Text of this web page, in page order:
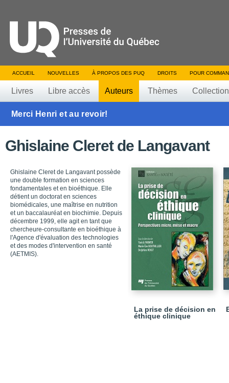
ACCUEIL NOUVELLES À PROPOS DES PUQ DROITS POUR
Livres Libre accès Auteurs Thèmes
Merci Henri et au revoir!
Ghislaine Cleret de Langavant
Ghislaine Cleret de Langavant possède
une double formation en sciences
fondamentales et en bioéthique. Elle
détient un doctorat en sciences
biomédicales, une maîtrise en nutrition
et un baccalauréat en biochimie. Depuis
décembre 1999, elle agit en tant que
chercheure-consultante en bioéthique à
l'Agence d'évaluation des technologies
et des modes d'intervention en santé
(AETMIS).
La prise de décision en
éthique clinique